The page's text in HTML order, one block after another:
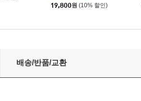
19,800원 (10% 할인)
배송/반품/교환